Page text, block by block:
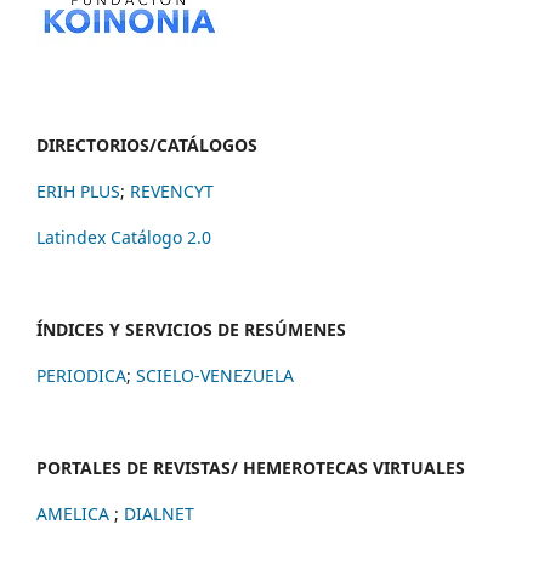
DIRECTORIOS/CATÁLOGOS
ERIH PLUS; REVENCYT
Latindex Catálogo 2.0
ÍNDICES Y SERVICIOS DE RESÚMENES
PERIODICA; SCIELO-VENEZUELA
PORTALES DE REVISTAS/ HEMEROTECAS VIRTUALES
AMELICA ; DIALNET